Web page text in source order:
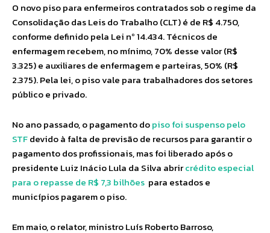
O novo piso para enfermeiros contratados sob o regime da
Consolidação das Leis do Trabalho (CLT) é de R$ 4.750,
conforme definido pela Lei nº 14.434. Técnicos de
enfermagem recebem, no mínimo, 70% desse valor (R$
3.325) e auxiliares de enfermagem e parteiras, 50% (R$
2.375). Pela lei, o piso vale para trabalhadores dos setores
público e privado.
No ano passado, o pagamento dopiso foi suspenso pelo
STFdevido à falta de previsão de recursos para garantir o
pagamento dos profissionais, mas foi liberado após o
presidente Luiz Inácio Lula da Silva abrircrédito especial
para o repasse de R$ 7,3 bilhões para estados e
municípios pagarem o piso.
Em maio, o relator, ministro Luís Roberto Barroso,